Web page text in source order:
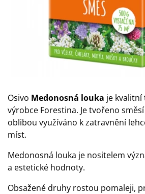
Osivo Medonosná louka je kvalitní
výrobce Forestina. Je tvořeno směsí
oblibou využíváno k zatravnění
míst.
Medonosná louka je nositelem
a estetické hodnoty.
Obsažené druhy rostou pomaleji,